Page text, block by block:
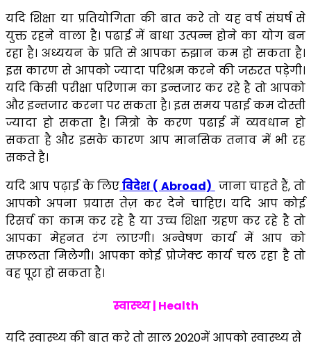
यदि शिक्षा या प्रतियोगिता की बात करे तो यह वर्ष संघर्ष से
युक्त रहने वाला है। पढाई में बाधा उत्पन्न होने का योग बन
रहा है। अध्ययन के प्रति से आपका रुझान कम हो सकता है।
इस कारण से आपको ज्यादा परिश्रम करने की जरुरत पड़ेगी।
यदि किसी परीक्षा परिणाम का इन्तजार कर रहे है तो आपको
और इन्तजार करना पर सकता है। इस समय पढाई कम दोस्ती
ज्यादा हो सकता है। मित्रो के करण पढाई में व्यवधान हो
सकता है और इसके कारण आप मानसिक तनाव में भी रह
सकते है।
यदि आप पढ़ाई के लिएविदेश ( Abroad) जाना चाहते हैं, तो
आपको अपना प्रयास तेज़ कर देने चाहिए। यदि आप कोई
रिसर्च का काम कर रहे है या उच्च शिक्षा ग्रहण कर रहे है तो
आपका मेहनत रंग लाएगी। अन्वेषण कार्य में आप को
सफलता मिलेगी। आपका कोई प्रोजेक्ट कार्य चल रहा है तो
वह पूरा हो सकता है।
स्वास्थ्य | Health
यदि स्वास्थ्य की बात करे तो साल 2020में आपको स्वास्थ्य से